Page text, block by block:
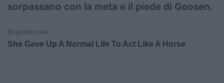
sorpassano con la meta e il piede di Goosen.